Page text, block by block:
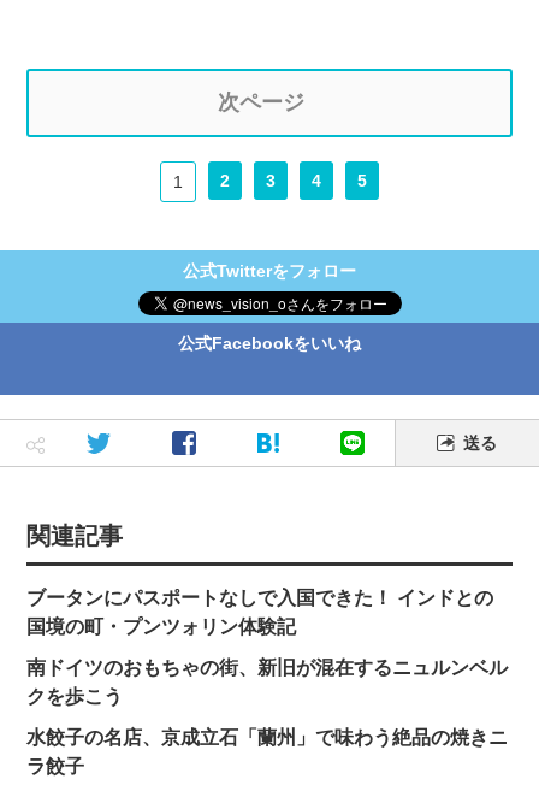
次ページ
1 2 3 4 5
公式Twitterをフォロー
公式Facebookをいいね
送る
関連記事
ブータンにパスポートなしで入国できた！ インドとの
国境の町・プンツォリン体験記
南ドイツのおもちゃの街、新旧が混在するニュルンベル
クを歩こう
水餃子の名店、京成立石「蘭州」で味わう絶品の焼きニ
ラ餃子